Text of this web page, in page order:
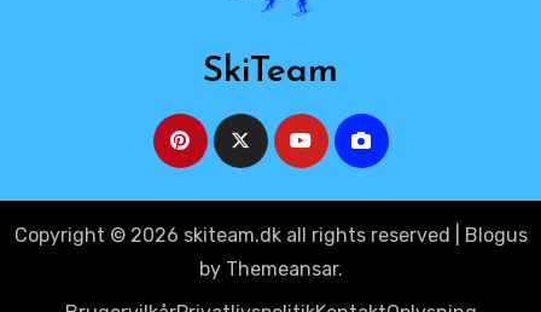
SkiTeam
Copyright © 2026 skiteam.dk all rights reserved
Blogus
by Themeansar.